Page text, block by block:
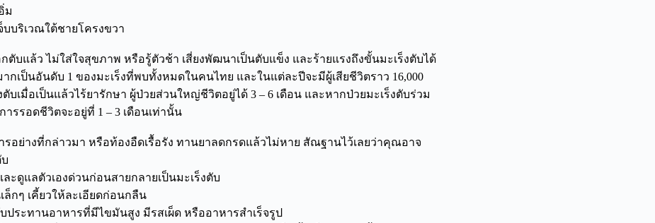
ม
บบริเวณใต้ชายโครงขวา
ตับแล้ว ไม่ใส่ใจสุขภาพ หรือรู้ตัวช้า เสี่ยงพัฒนาเป็นตับแข็ง และร้ายแรงถึงขั้นมะเร็งตับได้
กเป็นอันดับ 1 ของมะเร็งที่พบทั้งหมดในคนไทย และในแต่ละปีจะมีผู้เสียชีวิตราว 16,000
ตับเมื่อเป็นแล้วไร้ยารักษา ผู้ป่วยส่วนใหญ่ชีวิตอยู่ได้ 3 – 6 เดือน และหากป่วยมะเร็งตับร่วม
ารรอดชีวิตจะอยู่ที่ 1 – 3 เดือนเท่านั้น
อย่างที่กล่าวมา หรือท้องอืดเรื้อรัง ทานยาลดกรดแล้วไม่หาย สัณฐานไว้เลยว่าคุณอาจ
ะดูแลตัวเองด่วนก่อนสายกลายเป็นมะเร็งตับ
ล็กๆ เคี้ยวให้ละเอียดก่อนกลืน
บประทานอาหารที่มีไขมันสูง มีรสเผ็ด หรืออาหารสำเร็จรูป